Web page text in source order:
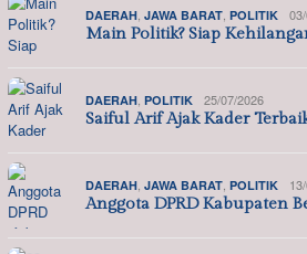
DAERAH JAWA BARAT POLITIK
Main Politik? Siap
DAERAH POLITIK 25/07/2026
Saiful Arif Ajak Kader
DAERAH JAWA BARAT POLITIK
Anggota DPRD Kabupaten